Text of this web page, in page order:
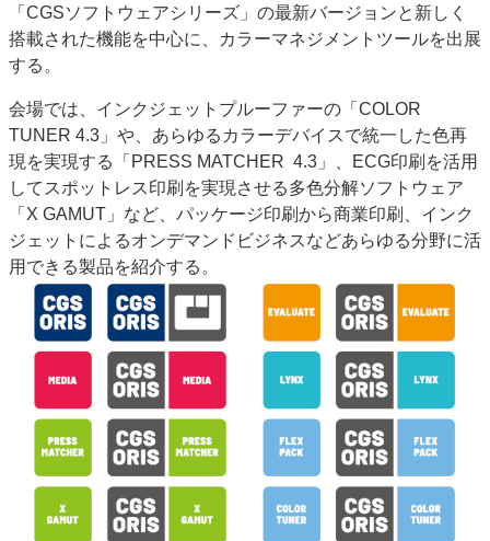
市場・統計
人事・移転・異動・訃報
特集記事カテゴリー一覧
特集・デジタル印刷 アイデアで勝負！ ～多様なビジネス・多彩な商材～
JAPAN PACK 2023 特集
2022 検査・校正特集
特集・デジタル印刷 ～ 新成長軌道を描く
案内
発刊案内
JFPI印刷用語集
運営
会社案内
購読・購入申し込み
サイトポリシー
お問い合わせ
「CGSソフトウェアシリーズ」の最新バージョンと新しく
搭載された機能を中心に、カラーマネジメントツールを出展
する。
会場では、インクジェットプルーファーの「COLOR
TUNER 4.3」や、あらゆるカラーデバイスで統一した色再
現を実現する「PRESS MATCHER 4.3」、ECG印刷を活用
してスポットレス印刷を実現させる多色分解ソフトウェア
「X GAMUT」など、パッケージ印刷から商業印刷、インク
ジェットによるオンデマンドビジネスなどあらゆる分野に活
用できる製品を紹介する。